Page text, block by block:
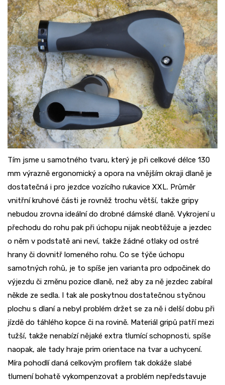
Tím jsme u samotného tvaru, který je při celkové délce 130
mm výrazně ergonomický a opora na vnějším okraji dlaně je
dostatečná i pro jezdce vozícího rukavice XXL. Průměr
vnitřní kruhové části je rovněž trochu větší, takže gripy
nebudou zrovna ideální do drobné dámské dlaně. Vykrojení u
přechodu do rohu pak při úchopu nijak neobtěžuje a jezdec
o něm v podstatě ani neví, takže žádné otlaky od ostré
hrany či dovnitř lomeného rohu. Co se týče úchopu
samotných rohů, je to spíše jen varianta pro odpočinek do
výjezdu či změnu pozice dlaně, než aby za ně jezdec zabíral
někde ze sedla. I tak ale poskytnou dostatečnou styčnou
plochu s dlaní a nebyl problém držet se za ně i delší dobu při
jízdě do táhlého kopce či na rovině. Materiál gripů patří mezi
tužší, takže nenabízí nějaké extra tlumící schopnosti, spíše
naopak, ale tady hraje prim orientace na tvar a uchycení.
Míra pohodlí daná celkovým profilem tak dokáže slabé
tlumení bohatě vykompenzovat a problém nepředstavuje